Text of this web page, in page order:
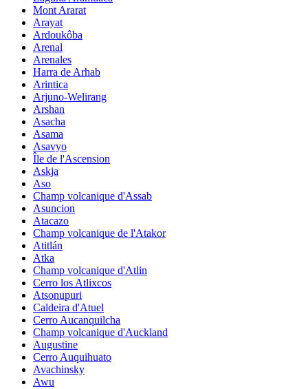
Mont Ararat
Arayat
Ardoukôba
Arenal
Arenales
Harra de Arhab
Arintica
Arjuno-Welirang
Arshan
Asacha
Asama
Asavyo
Île de l'Ascension
Askja
Aso
Champ volcanique d'Assab
Asuncion
Atacazo
Champ volcanique de l'Atakor
Atitlán
Atka
Champ volcanique d'Atlin
Cerro los Atlixcos
Atsonupuri
Caldeira d'Atuel
Cerro Aucanquilcha
Champ volcanique d'Auckland
Augustine
Cerro Auquihuato
Avachinsky
Awu